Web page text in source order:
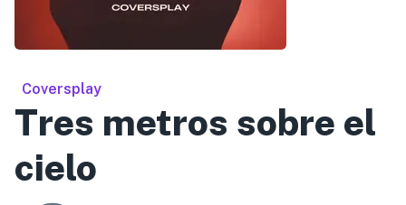
Coversplay
Tres metros sobre el
cielo